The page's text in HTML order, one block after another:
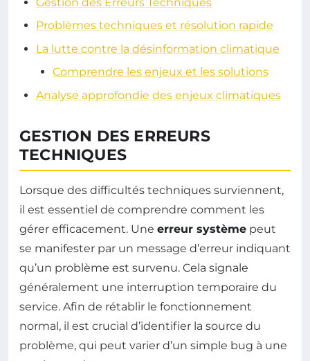
Problèmes techniques et résolution rapide
La lutte contre la désinformation climatique
Comprendre les enjeux et les solutions
Analyse approfondie des enjeux climatiques
GESTION DES ERREURS
TECHNIQUES
Lorsque des difficultés techniques surviennent,
il est essentiel de comprendre comment les
gérer efficacement. Une erreur système peut
se manifester par un message d’erreur indiquant
qu’un problème est survenu. Cela signale
généralement une interruption temporaire du
service. Afin de rétablir le fonctionnement
normal, il est crucial d’identifier la source du
problème, qui peut varier d’un simple bug à une